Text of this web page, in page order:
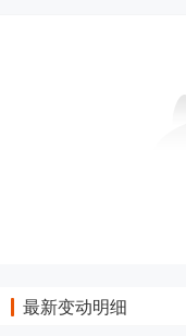
最新变动明细